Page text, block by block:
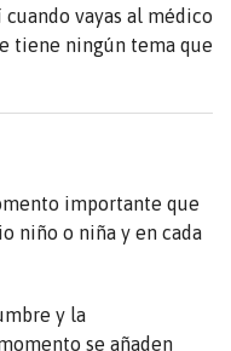
vayas al médico
tiene ningún tema que
importante que
niño o niña y en cada
y la
se añaden